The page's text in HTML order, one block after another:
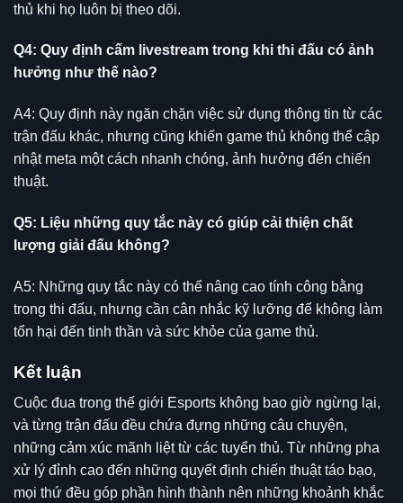
thủ khi họ luôn bị theo dõi.
Q4: Quy định cấm livestream trong khi thi đấu có ảnh
hưởng như thế nào?
A4: Quy định này ngăn chặn việc sử dụng thông tin từ các
trận đấu khác, nhưng cũng khiến game thủ không thể cập
nhật meta một cách nhanh chóng, ảnh hưởng đến chiến
thuật.
Q5: Liệu những quy tắc này có giúp cải thiện chất
lượng giải đấu không?
A5: Những quy tắc này có thể nâng cao tính công bằng
trong thi đấu, nhưng cần cân nhắc kỹ lưỡng để không làm
tổn hại đến tinh thần và sức khỏe của game thủ.
Kết luận
Cuộc đua trong thế giới Esports không bao giờ ngừng lại,
và từng trận đấu đều chứa đựng những câu chuyện,
những cảm xúc mãnh liệt từ các tuyển thủ. Từ những pha
xử lý đỉnh cao đến những quyết định chiến thuật táo bạo,
mọi thứ đều góp phần hình thành nên những khoảnh khắc